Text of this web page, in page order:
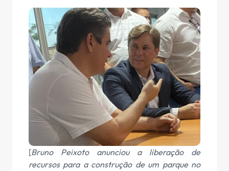
[Bruno Peixoto anunciou a liberação de
recursos para a construção de um parque no